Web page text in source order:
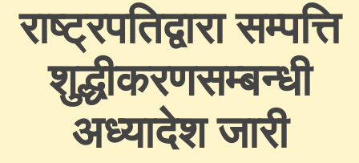
राष्ट्रपतिद्वारा सम्पत्ति
शुद्धीकरणसम्बन्धी
अध्यादेश जारी